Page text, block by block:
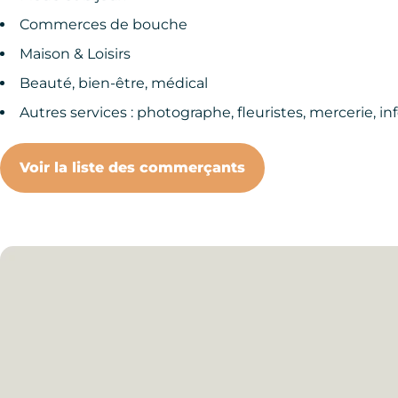
Commerces de bouche
Maison & Loisirs
Beauté, bien-être, médical
Autres services : photographe, fleuristes, mercerie,
Voir la liste des commerçants